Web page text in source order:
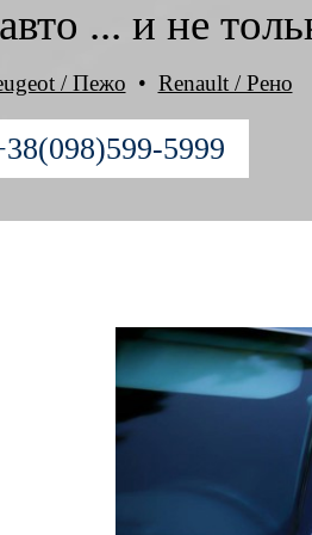
... и не
/ Пежо • Renault / Рено
5999